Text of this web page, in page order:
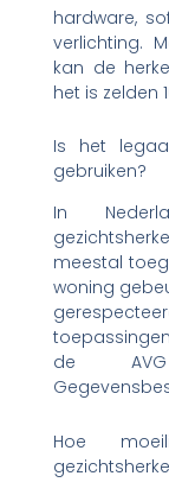
hardware,
verlichting.
kan de
het is zelden
Is het
gebruiken?
In
meestal
woning
de AVG
Hoe